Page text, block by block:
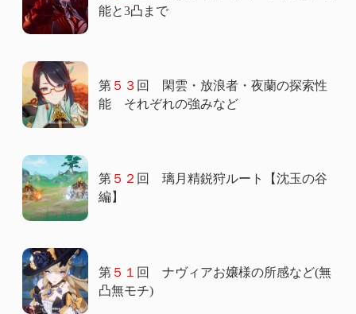
能と3凸まで
第５３ 回 閑雲・放浪者・夜蘭の探索性
能 それぞれの強みなど
第５２ 回 璃月精鋭狩ルート【沈玉の谷
編】
第５１ 回 ナヴィアお嬢様の所感など(無
凸無モチ)